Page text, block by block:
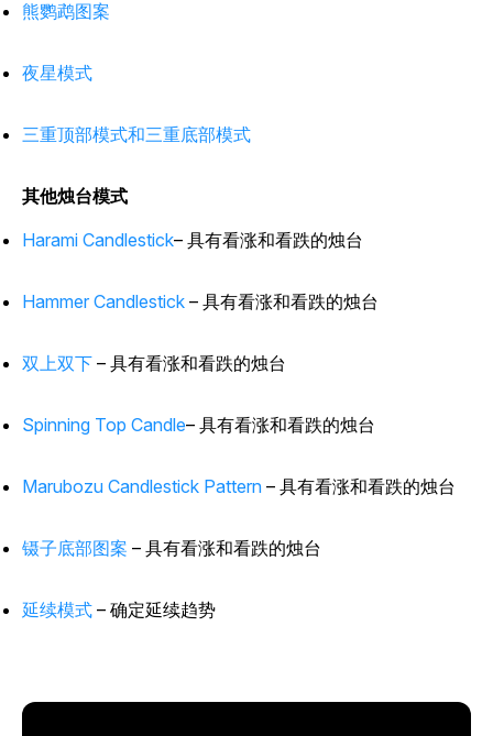
熊鹦鹉图案
夜星模式
三重顶部模式和三重底部模式
其他烛台模式
Harami Candlestick– 具有看涨和看跌的烛台
Hammer Candlestick – 具有看涨和看跌的烛台
双上双下 – 具有看涨和看跌的烛台
Spinning Top Candle– 具有看涨和看跌的烛台
Marubozu Candlestick Pattern – 具有看涨和看跌的烛台
镊子底部图案 – 具有看涨和看跌的烛台
延续模式 – 确定延续趋势